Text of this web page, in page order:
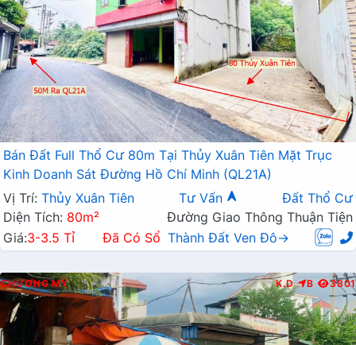
Bán Đất Full Thổ Cư 80m Tại Thủy Xuân Tiên Mặt Trục
Kinh Doanh Sát Đường Hồ Chí Minh (QL21A)
Vị Trí: Thủy Xuân Tiên Tư Vấn
Đất Thổ Cư
Diện Tích: 80m²
Đường Giao Thông Thuận Tiện
Giá:3-3.5 Tỉ Đã Có Sổ Thành Đất Ven Đô→
CHƯƠNG MỸ K.D B 3801